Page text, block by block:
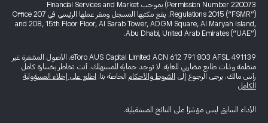
Permission Number 220073) بموجب Financial Services and Market
Regulations 2015 (“FSMR”). يقع مكتبها المسجل ومقر عملها الرئيسي في Office 207
and 208, 15th Floor Floor, Al Sarab Tower, ADGM Square, Al Maryah Island,
Abu Dhabi, United Arab Emirates (“UAE”).
eToro AUS Capital Limited ACN 612 791 803 AFSL 491139. الأصول المشفرة غير
منظمة وذات طابع مضاربي للغاية. لا توجد حماية للمستهلك. أنت تخاطر بخسارة كامل
رأس مالك. يرجى الرجوع إلى الشروط والأحكام الخاصة بنا. اطلع على إخلاء المسؤولية
الكامل
الأداء السابق ليس مؤشرًا على النتائج المستقبلية.